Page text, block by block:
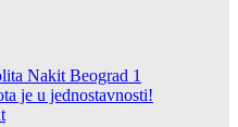
je u jednostavnosti!